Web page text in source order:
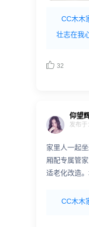
CC木木
壮志在我
 32
仰望
发布于
家里人一起
厢配专属管
适老化改造
CC木木